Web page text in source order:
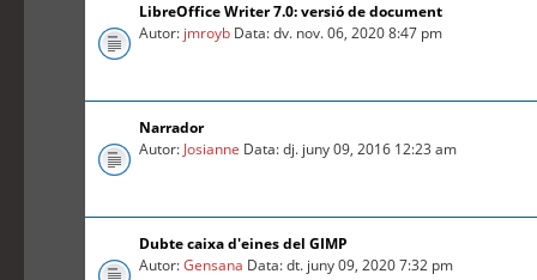
LibreOffice Writer 7.0: versió de document
Autor: jmroyb Data: dv. nov. 06, 2020 8:47 pm
Narrador
Autor: Josianne Data: dj. juny 09, 2016 12:23 am
Dubte caixa d'eines del GIMP
Autor:Gensana Data: dt. juny 09, 2020 7:32 pm